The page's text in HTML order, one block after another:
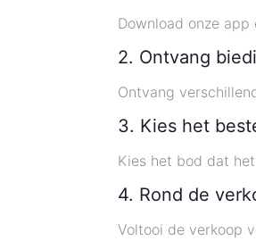
Download onze
2. Ontvang
Ontvang
3. Kies het
Kies het bod dat
4. Rond de
Voltooi de verkoop